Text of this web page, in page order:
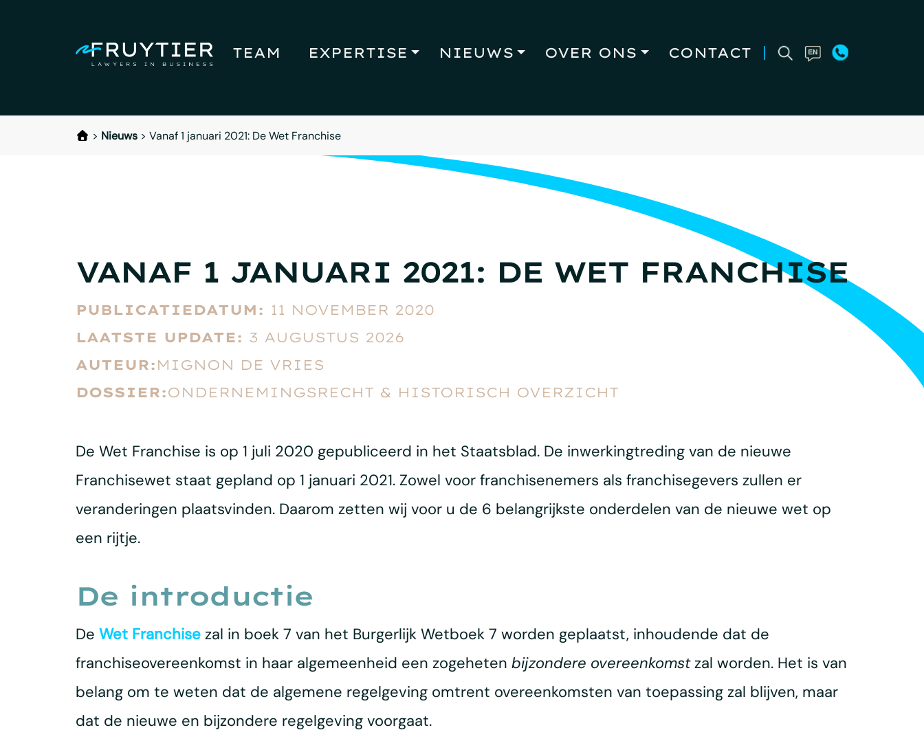
TEAM EXPERTISE NIEUWS OVER ONS CONTACT
> Nieuws> Vanaf 1 januari 2021: De Wet Franchise
VANAF 1 JANUARI 2021: DE WET FRANCHISE
PUBLICATIEDATUM: 11 NOVEMBER 2020
LAATSTE UPDATE: 3 AUGUSTUS 2026
AUTEUR: MIGNON DE VRIES
DOSSIER:ONDERNEMINGSRECHT & HISTORISCH OVERZICHT
De Wet Franchise is op 1 juli 2020 gepubliceerd in het Staatsblad. De inwerkingtreding van de nieuwe
Franchisewet staat gepland op 1 januari 2021. Zowel voor franchisenemers als franchisegevers zullen er
veranderingen plaatsvinden. Daarom zetten wij voor u de 6 belangrijkste onderdelen van de nieuwe wet op
een rijtje.
De introductie
De Wet Franchisezal in boek 7 van het Burgerlijk Wetboek 7 worden geplaatst, inhoudende dat de
franchiseovereenkomst in haar algemeenheid een zogeheten bijzondere overeenkomstzal worden. Het is van
belang om te weten dat de algemene regelgeving omtrent overeenkomsten van toepassing zal blijven, maar
dat de nieuwe en bijzondere regelgeving voorgaat.